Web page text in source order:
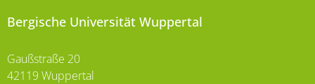
Bergische Universität Wuppertal
Gaußstraße 20
42119 Wuppertal